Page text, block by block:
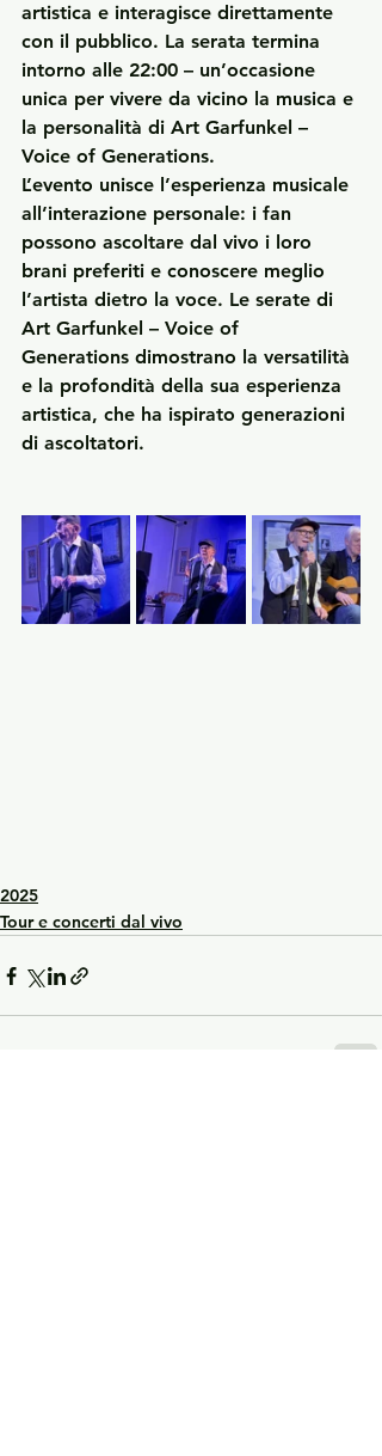
artistica e interagisce direttamente
con il pubblico. La serata termina
intorno alle 22:00 – un’occasione
unica per vivere da vicino la musica e
la personalità di Art Garfunkel –
Voice of Generations.
L’evento unisce l’esperienza musicale
all’interazione personale: i fan
possono ascoltare dal vivo i loro
brani preferiti e conoscere meglio
l’artista dietro la voce. Le serate di
Art Garfunkel – Voice of
Generations dimostrano la versatilità
e la profondità della sua esperienza
artistica, che ha ispirato generazioni
di ascoltatori.
2025
Tour e concerti dal vivo